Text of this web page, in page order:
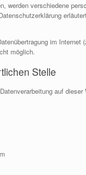
werden verschiedene
im
möglich.
Stelle
auf dieser